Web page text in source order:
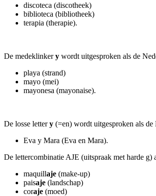
discoteca (discotheek)
biblioteca (bibliotheek)
terapia (therapie).
De medeklinkery wordt uitgesproken als de
playa (strand)
mayo (mei)
mayonesa (mayonaise).
De losse lettery (=en) wordt uitgesproken als
Eva y Mara (Eva en Mara).
De lettercombinatie AJE (uitspraak met harde g)
maquillaje (make-up)
paisaje (landschap)
coraje (moed)